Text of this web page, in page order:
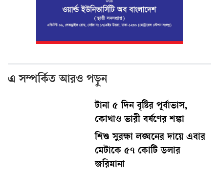
এ সম্পর্কিত আরও পড়ুন
টানা ৫ দিন বৃষ্টির পূর্বাভাস,
কোথাও ভারী বর্ষণের শঙ্কা
শিশু সুরক্ষা লঙ্ঘনের দায়ে এবার
মেটাকে ৫৭ কোটি ডলার
জরিমানা